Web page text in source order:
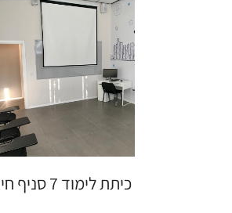
כיתת לימוד 7 סניף חיפה